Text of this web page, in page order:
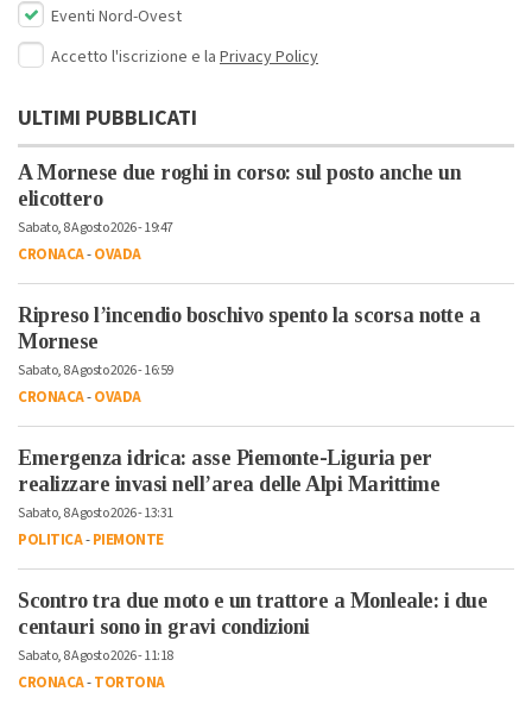
Eventi Nord-Ovest
Accetto l'iscrizione e la Privacy Policy
ULTIMI PUBBLICATI
A Mornese due roghi in corso: sul posto anche un
elicottero
Sabato, 8 Agosto 2026 - 19:47
CRONACA-OVADA
Ripreso l’incendio boschivo spento la scorsa notte a
Mornese
Sabato, 8 Agosto 2026 - 16:59
CRONACA-OVADA
Emergenza idrica: asse Piemonte-Liguria per
realizzare invasi nell’area delle Alpi Marittime
Sabato, 8 Agosto 2026 - 13:31
POLITICA-PIEMONTE
Scontro tra due moto e un trattore a Monleale: i due
centauri sono in gravi condizioni
Sabato, 8 Agosto 2026 - 11:18
CRONACA-TORTONA